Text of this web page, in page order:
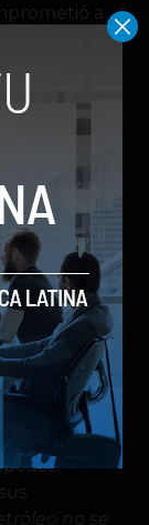
a
y
ha estado
es el
la nube de
que
no se
de
de
petróleo y
, afirmó
no se